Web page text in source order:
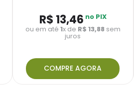
R$ 13,46 no PIX
ou em até 1x de R$ 13,88 sem
juros
COMPRE AGORA